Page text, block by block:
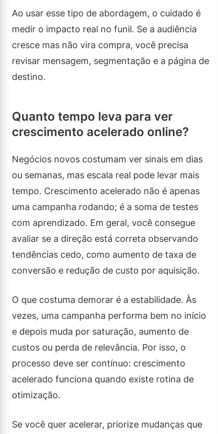
Ao usar esse tipo de abordagem, o cuidado é
medir o impacto real no funil. Se a audiência
cresce mas não vira compra, você precisa
revisar mensagem, segmentação e a página de
destino.
Quanto tempo leva para ver
crescimento acelerado online?
Negócios novos costumam ver sinais em dias
ou semanas, mas escala real pode levar mais
tempo. Crescimento acelerado não é apenas
uma campanha rodando; é a soma de testes
com aprendizado. Em geral, você consegue
avaliar se a direção está correta observando
tendências cedo, como aumento de taxa de
conversão e redução de custo por aquisição.
O que costuma demorar é a estabilidade. Às
vezes, uma campanha performa bem no início
e depois muda por saturação, aumento de
custos ou perda de relevância. Por isso, o
processo deve ser contínuo: crescimento
acelerado funciona quando existe rotina de
otimização.
Se você quer acelerar, priorize mudanças que